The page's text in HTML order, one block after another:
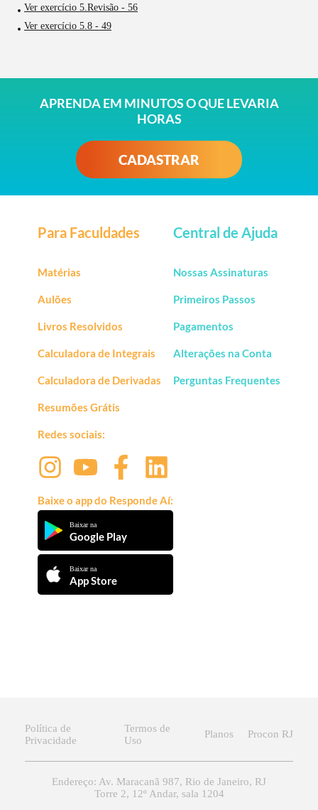
Ver exercício 5.Revisão - 56
Ver exercício 5.8 - 49
APRENDA EM MINUTOS O QUE LEVARIA
HORAS
CADASTRAR
Para Faculdades
Matérias
Aulões
Livros Resolvidos
Calculadora de Integrais
Calculadora de Derivadas
Resumões Grátis
Redes sociais:
Baixe o app do Responde Aí:
Baixar na
Google Play
Baixar na
App Store
Central de Ajuda
Nossas Assinaturas
Primeiros Passos
Pagamentos
Alterações na Conta
Perguntas Frequentes
Política de
Privacidade
Termos de
Uso
Planos Procon RJ
Endereço: Av. Maracanã 987, Rio de Janeiro, RJ
Torre 2, 12º Andar, sala 1204